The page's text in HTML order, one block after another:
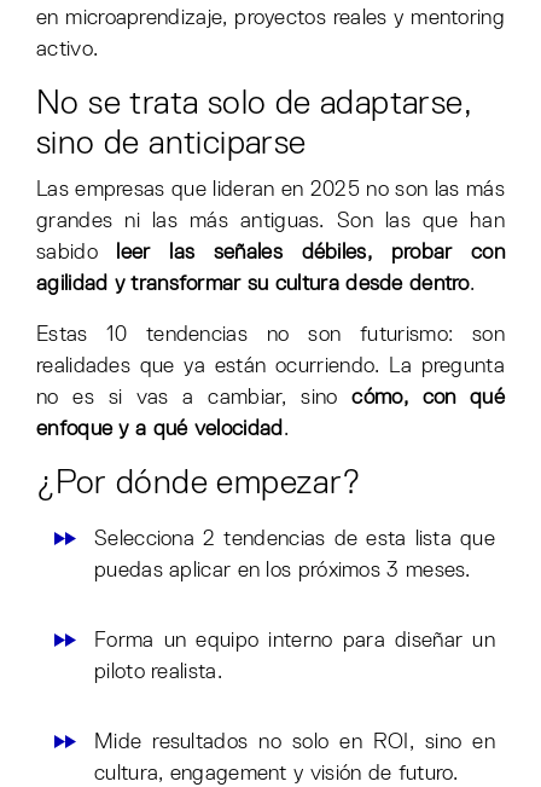
en microaprendizaje, proyectos reales y mentoring
activo.
No se trata solo de adaptarse,
sino de anticiparse
Las empresas que lideran en 2025 no son las más
grandes ni las más antiguas. Son las que han
sabido
leer las señales débiles, probar con
agilidad y transformar su cultura desde dentro.
Estas 10 tendencias no son futurismo: son
realidades que ya están ocurriendo. La pregunta
no es si vas a cambiar, sinocómo, con qué
enfoque y a qué velocidad .
¿Por dónde empezar?
Selecciona 2 tendencias de esta lista que
puedas aplicar en los próximos 3 meses.
Forma un equipo interno para diseñar un
piloto realista.
Mide resultados no solo en ROI, sino en
cultura, engagement y visión de futuro.